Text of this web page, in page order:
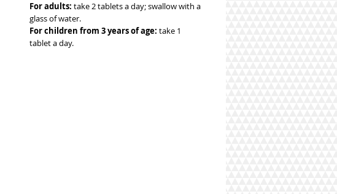
For adults: take 2 tablets a day; swallow with a
glass of water.
For children from 3 years of age: take 1
tablet a day.